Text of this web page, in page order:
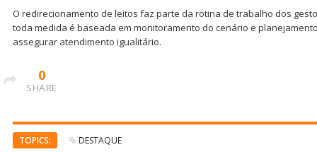
O redirecionamento de leitos faz parte da rotina de trabalho dos
toda medida é baseada em monitoramento do cenário e
assegurar atendimento igualitário.
0
SHARE
TOPICS: DESTAQUE